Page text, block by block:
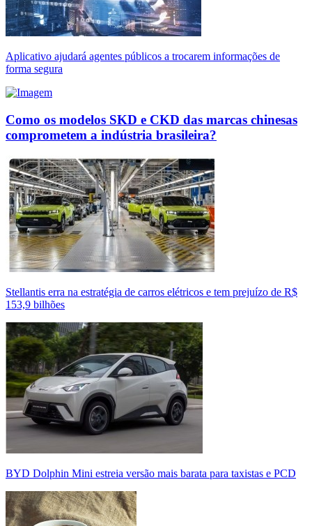
Aplicativo ajudará agentes públicos a trocarem informações de
forma segura
Como os modelos SKD e CKD das marcas chinesas
comprometem a indústria brasileira?
Stellantis erra na estratégia de carros elétricos e tem prejuízo de R$
153,9 bilhões
BYD Dolphin Mini estreia versão mais barata para taxistas e PCD